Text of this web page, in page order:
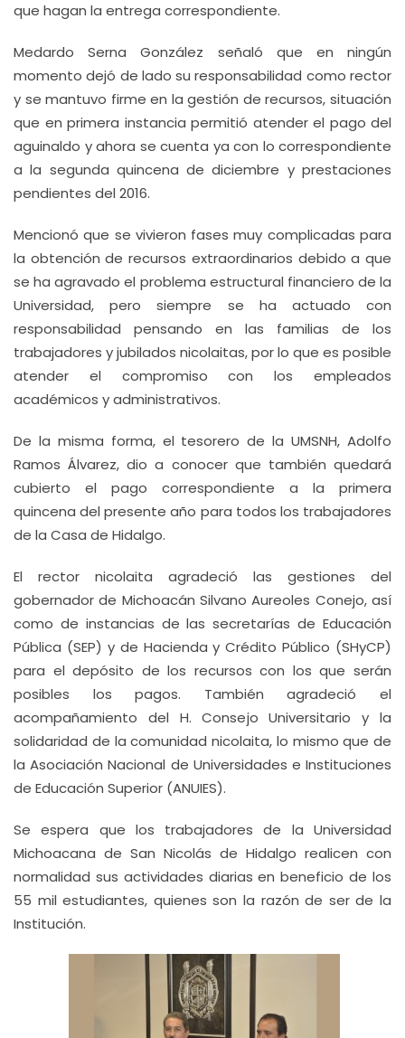
que hagan la entrega correspondiente.
Medardo Serna González señaló que en ningún
momento dejó de lado su responsabilidad como rector
y se mantuvo firme en la gestión de recursos, situación
que en primera instancia permitió atender el pago del
aguinaldo y ahora se cuenta ya con lo correspondiente
a la segunda quincena de diciembre y prestaciones
pendientes del 2016.
Mencionó que se vivieron fases muy complicadas para
la obtención de recursos extraordinarios debido a que
se ha agravado el problema estructural financiero de la
Universidad, pero siempre se ha actuado con
responsabilidad pensando en las familias de los
trabajadores y jubilados nicolaitas, por lo que es posible
atender el compromiso con los empleados
académicos y administrativos.
De la misma forma, el tesorero de la UMSNH, Adolfo
Ramos Álvarez, dio a conocer que también quedará
cubierto el pago correspondiente a la primera
quincena del presente año para todos los trabajadores
de la Casa de Hidalgo.
El rector nicolaita agradeció las gestiones del
gobernador de Michoacán Silvano Aureoles Conejo, así
como de instancias de las secretarías de Educación
Pública (SEP) y de Hacienda y Crédito Público (SHyCP)
para el depósito de los recursos con los que serán
posibles los pagos. También agradeció el
acompañamiento del H. Consejo Universitario y la
solidaridad de la comunidad nicolaita, lo mismo que de
la Asociación Nacional de Universidades e Instituciones
de Educación Superior (ANUIES).
Se espera que los trabajadores de la Universidad
Michoacana de San Nicolás de Hidalgo realicen con
normalidad sus actividades diarias en beneficio de los
55 mil estudiantes, quienes son la razón de ser de la
Institución.